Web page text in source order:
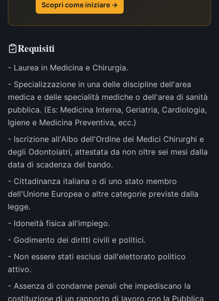
Scopri come iniziare →
Requisiti
- Laurea in Medicina e Chirurgia.
- Specializzazione in una delle discipline dell'area
medica e delle specialità mediche o dell'area di sanità
pubblica. (Es: Medicina Interna, Geriatria, Cardiologia,
Igiene e Medicina Preventiva, ecc.)
- Iscrizione all'Albo dell'Ordine dei Medici Chirurghi e
degli Odontoiatri, attestata da non oltre sei mesi dalla
data di scadenza del bando.
- Cittadinanza italiana o di uno stato membro
dell'Unione Europea o altre categorie previste dalla
legge.
- Idoneità fisica all'impiego.
- Godimento dei diritti civili e politici.
- Non essere stati esclusi dall'elettorato politico
attivo.
- Assenza di condanne penali che impediscano la
costituzione di un rapporto di lavoro con la Pubblica